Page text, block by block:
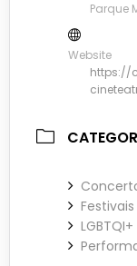
Parque
Website
https://
Festivais
LGBTQI+